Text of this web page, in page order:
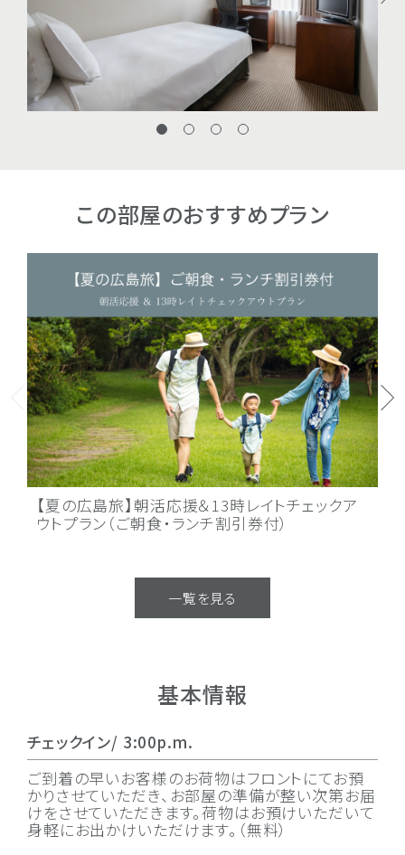
この部屋のおすすめプラン
【夏の広島旅】朝活応援＆13時レイトチェックア
ウトプラン（ご朝食・ランチ割引券付）
一覧を見る
基本情報
チェックイン/ 3:00p.m.
ご到着の早いお客様のお荷物はフロントにてお預
かりさせていただき、お部屋の準備が整い次第お届
けをさせていただきます。荷物はお預けいただいて
身軽にお出かけいただけます。（無料）